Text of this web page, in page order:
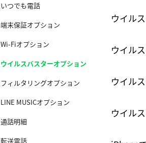
いつでも電話
端末保証オプション
Wi-Fiオプション
ウイルスバスターオプション
フィルタリングオプション
LINE MUSICオプション
通話明細
転送電話
ウイル
ウイル
ウイル
ウイル